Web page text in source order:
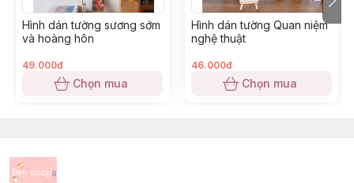
Hình dán tường sương sớm
và hoàng hôn
49.000đ
Chọn mua
Hình dán tường Quan niệm
nghệ thuật
46.000đ
Chọn mua